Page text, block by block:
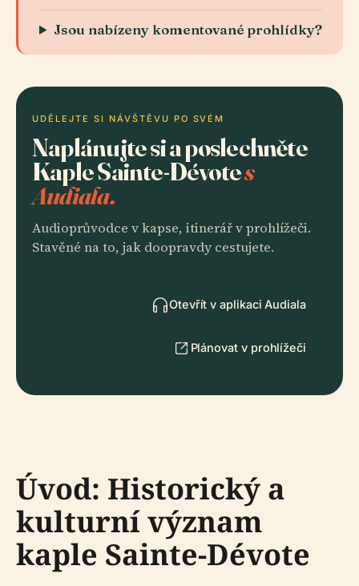
Jsou nabízeny komentované prohlídky?
UDĚLEJTE SI NÁVŠTĚVU PO SVÉM
Naplánujte si a poslechněte
Kaple Sainte-Dévotes
Audiala.
Audioprůvodce v kapse, itinerář v prohlížeči.
Stavěné na to, jak doopravdy cestujete.
Otevřít v aplikaci Audiala
Plánovat v prohlížeči
Úvod: Historický a
kulturní význam
kaple Sainte-Dévote